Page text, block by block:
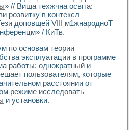
» // Вища техжчна освгга:
розвитку в контексл
доповщей VIII м1жнародноТ
/ КиТв.
по основам теории
эксплуатации в программе
работы: однократный и
пользователям, которые
расстоянии от
режиме исследовать
и установки.